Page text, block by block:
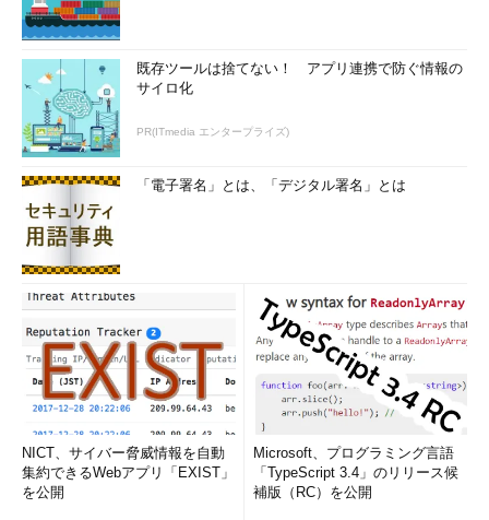
既存ツールは捨てない！ アプリ連携で防ぐ情報の
サイロ化
PR(ITmedia エンタープライズ)
「電子署名」とは、「デジタル署名」とは
NICT、サイバー脅威情報を自動
集約できるWebアプリ「EXIST」
を公開
Microsoft、プログラミング言語
「TypeScript 3.4」のリリース候
補版（RC）を公開